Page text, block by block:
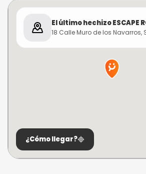
El último hechizo ESCAPE
18 Calle Muro de los Navarros,
¿Cómo llegar?